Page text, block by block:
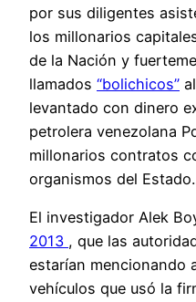
por sus diligentes
los millonarios
de la Nación y
llamados “bolichicos”
levantado con dinero
petrolera venezolana
millonarios contratos
organismos del
El investigador Alek
2013 , que las
estarían mencionando
vehículos que usó la